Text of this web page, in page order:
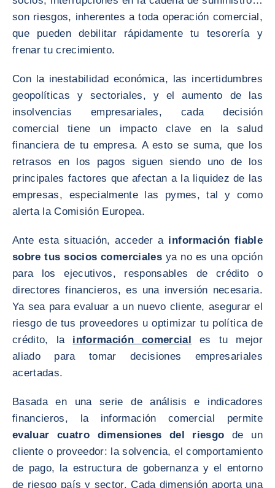
son riesgos, inherentes a toda operación comercial,
que pueden debilitar rápidamente tu tesorería y
frenar tu crecimiento.
Con la inestabilidad económica, las incertidumbres
geopolíticas y sectoriales, y el aumento de las
insolvencias empresariales, cada decisión
comercial tiene un impacto clave en la salud
financiera de tu empresa. A esto se suma, que los
retrasos en los pagos siguen siendo uno de los
principales factores que afectan a la liquidez de las
empresas, especialmente las pymes, tal y como
alerta la Comisión Europea.
Ante esta situación, acceder a información fiable
sobre tus socios comercialesya no es una opción
para los ejecutivos, responsables de crédito o
directores financieros, es una inversión necesaria.
Ya sea para evaluar a un nuevo cliente, asegurar el
riesgo de tus proveedores u optimizar tu política de
crédito, la información comercial es tu mejor
aliado para tomar decisiones empresariales
acertadas.
Basada en una serie de análisis e indicadores
financieros, la información comercial permite
evaluar cuatro dimensiones del riesgo de un
cliente o proveedor: la solvencia, el comportamiento
de pago, la estructura de gobernanza y el entorno
de riesgo país y sector. Cada dimensión aporta una